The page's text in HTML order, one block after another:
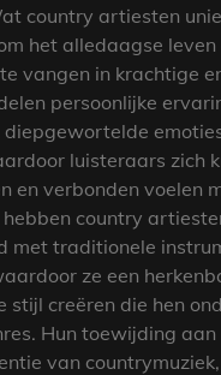
country artiesten
het alledaagse leven
vangen in krachtige
persoonlijke
diepgewortelde
luisteraars zich
en verbonden voelen
country
met traditionele
ze een
stijl creëren die hen
Hun toewijding aan
van